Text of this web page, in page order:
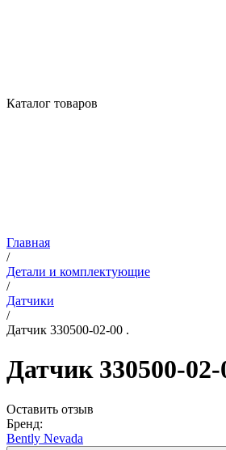
Каталог товаров
Главная
/
Детали и комплектующие
/
Датчики
/
Датчик 330500-02-00 .
Датчик 330500-02-
Оставить отзыв
Бренд:
Вently Nevada